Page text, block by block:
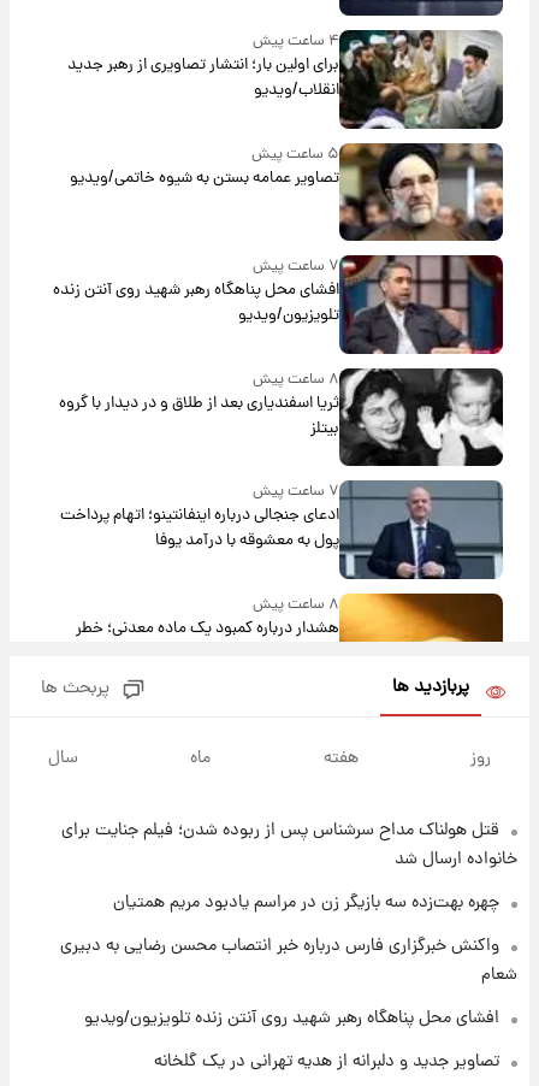
۴ ساعت پیش
برای اولین بار؛ انتشار تصاویری از رهبر جدید
انقلاب/ویدیو
۵ ساعت پیش
تصاویر عمامه بستن به شیوه خاتمی/ویدیو
۷ ساعت پیش
افشای محل پناهگاه‌ رهبر شهید روی آنتن زنده
تلویزیون/ویدیو
۸ ساعت پیش
ثریا اسفندیاری بعد از طلاق و در دیدار با گروه
بیتلز
۷ ساعت پیش
ادعای جنجالی درباره اینفانتینو؛ اتهام پرداخت
پول به معشوقه با درآمد یوفا
۸ ساعت پیش
هشدار درباره کمبود یک ماده معدنی؛ خطر
پی رفتن رامین رضاییان+ عکس
۸ ساعت پیش
۹ ساعت پیش
۱۰ ساعت پیش
پربازدید ها پربحث ها
روز هفته ماه سال
قتل هولناک مداح سرشناس پس از ربوده شدن؛ فیلم جنایت برای
خانواده ارسال شد
چهره بهت‌زده سه بازیگر زن در مراسم یادبود مریم همتیان
واکنش خبرگزاری فارس درباره خبر انتصاب محسن رضایی به دبیری
شعام
افشای محل پناهگاه‌ رهبر شهید روی آنتن زنده تلویزیون/ویدیو
تصاویر جدید و دلبرانه از هدیه تهرانی در یک گلخانه